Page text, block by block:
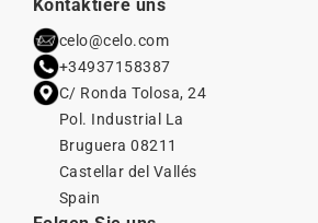
Kontaktiere uns
celo@celo.com
+34937158387
C/ Ronda Tolosa, 24
Pol. Industrial La
Bruguera 08211
Castellar del Vallés
Spain